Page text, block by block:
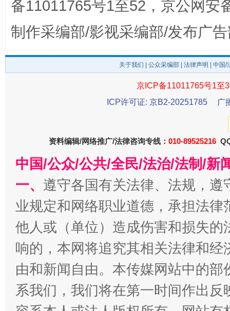
千年窑火 生生不息 一
备11011765号1至52，京公网安
制作采编部/影视采编部/发布广
关于我们 公众采编部 法律声明 | 中国
京ICP备11011765号1至
ICP许可证: 京B2-20251785
广
资料编辑/网络推广/法律咨询专线： 010-89525216
中国/公众/公共/全民/法治/法制/新
一、 遵守各国有关法律、法规，
业规定和网络职业道德，承担法
他人或（单位）造成伤害和损失
响的，本网将追究其相关法律和
由和新闻自由。本传媒网站中的
系我们，我们将在第一时间作出